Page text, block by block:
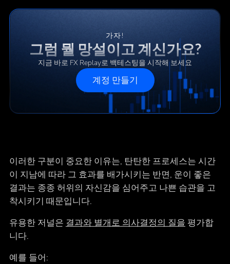
가자!
그럼 뭘 망설이고 계신가요?
지금 바로 FX Replay로 백테스팅을 시작해 보세요
계정 만들기
이러한 구분이 중요한 이유는, 탄탄한 프로세스는 시간
이 지남에 따라 그 효과를 배가시키는 반면, 운이 좋은
결과는 종종 허위의 자신감을 심어주고 나쁜 습관을 고
착시키기 때문입니다.
유용한 저널은 결과와 별개로 의사결정의 질을 평가합
니다.
예를 들어: